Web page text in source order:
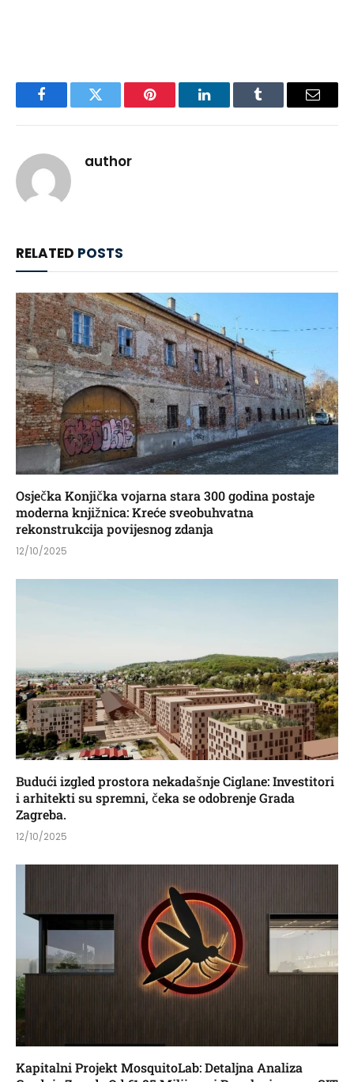
FacebookTwitter Pinterest LinkedInTumblr Email
author
RELATED POSTS
Osječka Konjička vojarna stara 300 godina postaje
moderna knjižnica: Kreće sveobuhvatna
rekonstrukcija povijesnog zdanja
12/10/2025
Budući izgled prostora nekadašnje Ciglane: Investitori
i arhitekti su spremni, čeka se odobrenje Grada
Zagreba.
12/10/2025
Kapitalni Projekt MosquitoLab: Detaljna Analiza